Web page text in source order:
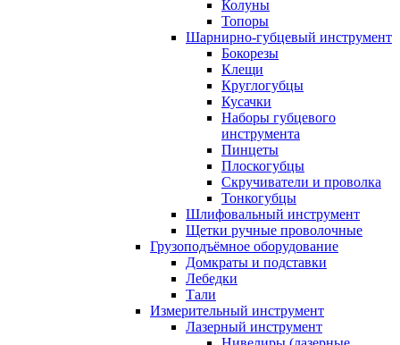
Колуны
Топоры
Шарнирно-губцевый инструмент
Бокорезы
Клещи
Круглогубцы
Кусачки
Наборы губцевого
инструмента
Пинцеты
Плоскогубцы
Скручиватели и проволка
Тонкогубцы
Шлифовальный инструмент
Щетки ручные проволочные
Грузоподъёмное оборудование
Домкраты и подставки
Лебедки
Тали
Измерительный инструмент
Лазерный инструмент